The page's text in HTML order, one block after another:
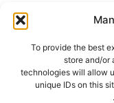
To provide the best
store and/or
technologies will allow
unique IDs on this
בדרך אלינו
2024